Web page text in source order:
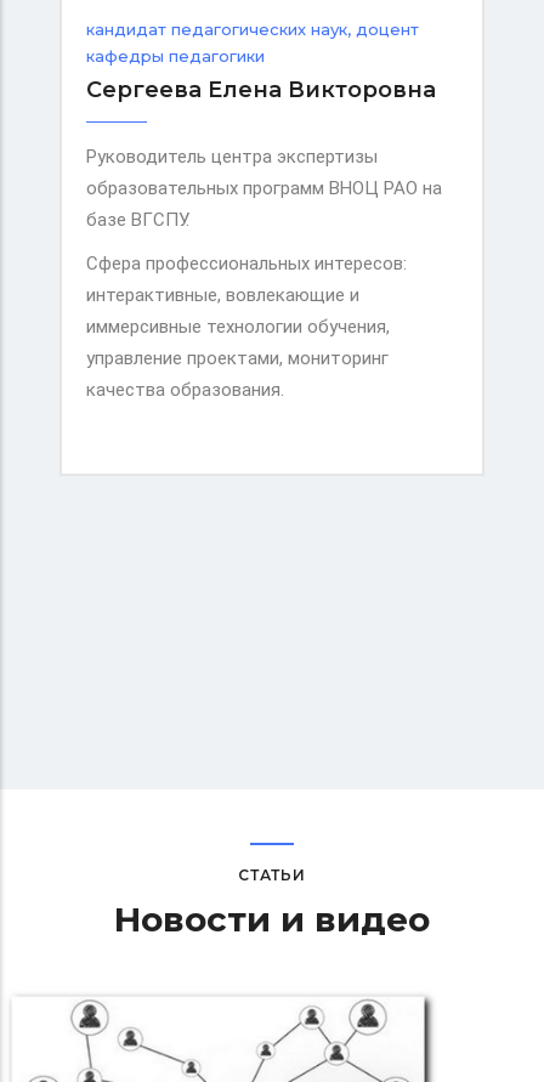
кандидат педагогических наук, доцент
кафедры педагогики
Сергеева Елена Викторовна
Руководитель центра экспертизы
образовательных программ ВНОЦ РАО на
базе ВГСПУ.
Сфера профессиональных интересов:
интерактивные, вовлекающие и
иммерсивные технологии обучения,
управление проектами, мониторинг
качества образования.
СТАТЬИ
Новости и видео